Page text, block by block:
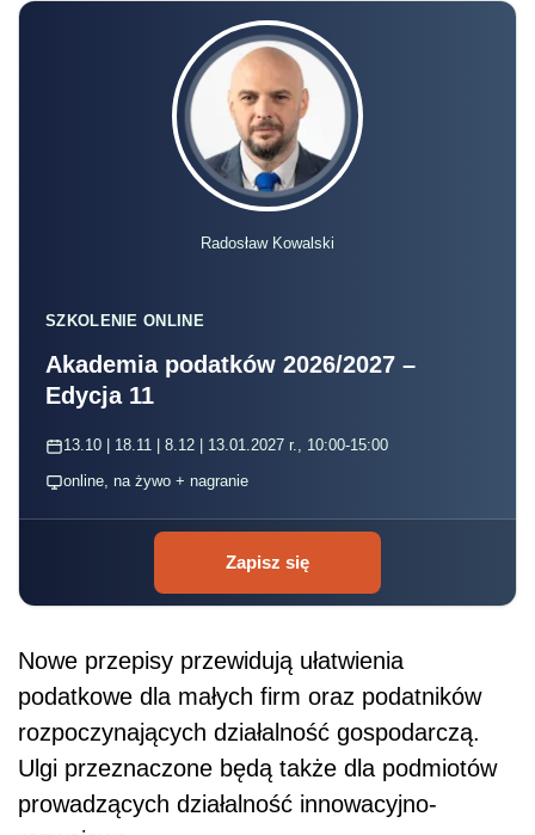
Radosław Kowalski
SZKOLENIE ONLINE
Akademia podatków 2026/2027 –
Edycja 11
13.10 | 18.11 | 8.12 | 13.01.2027 r., 10:00-15:00
online, na żywo + nagranie
Zapisz się
Nowe przepisy przewidują ułatwienia
podatkowe dla małych firm oraz podatników
rozpoczynających działalność gospodarczą.
Ulgi przeznaczone będą także dla podmiotów
prowadzących działalność innowacyjno-